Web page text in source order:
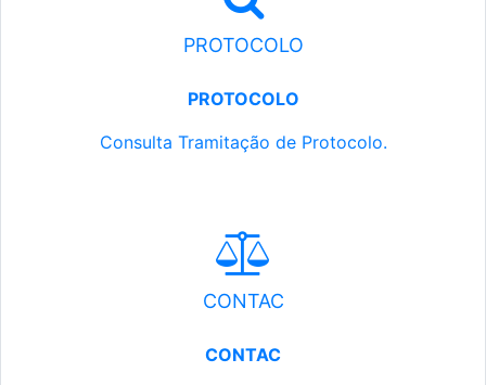
PROTOCOLO
PROTOCOLO
Consulta Tramitação de Protocolo.
CONTAC
CONTAC